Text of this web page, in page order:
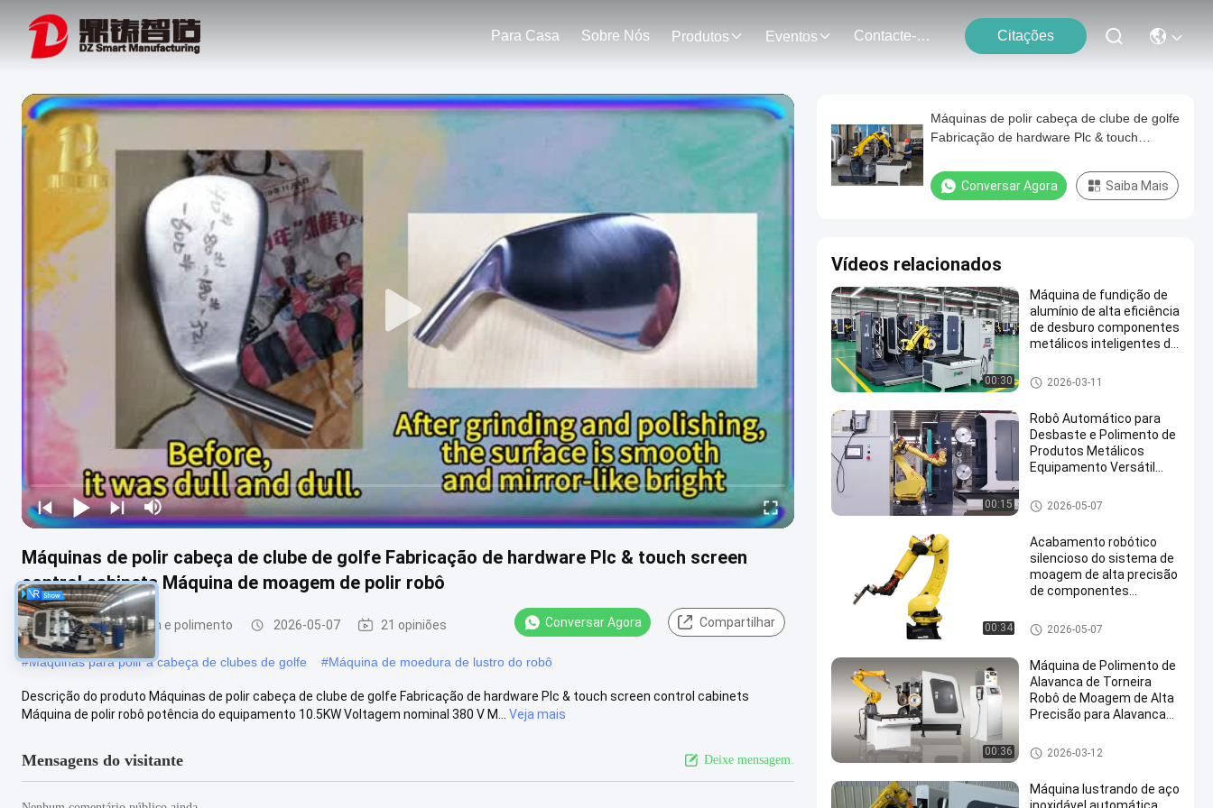
Para Casa Sobre Nós Produtos Eventos Contacte-Nos Citações
Máquinas de polir cabeça de clube de golfe Fabricação de hardware Plc & touch screen
control cabinets Máquina de moagem de polir robô
Máquina de moagem e polimento 2026-05-07 21 opiniões Conversar Agora Compartilhar
#Máquinas para polir a cabeça de clubes de golfe #Máquina de moedura de lustro do robô
Descrição do produto Máquinas de polir cabeça de clube de golfe Fabricação de hardware Plc & touch screen control cabinets
Máquina de polir robô potência do equipamento 10.5KW Voltagem nominal 380 V M...
Veja mais
Mensagens do visitante Deixe mensagem.
Máquinas de polir cabeça de clube de golfe
Fabricação de hardware Plc & touch
moagem de polir robô
Conversar Agora Saiba Mais
Vídeos relacionados
00:30
Máquina de fundição de
alumínio de alta eficiência
de desburo componentes
metálicos inteligentes de
robótico com controle de
força
Máquina de polonês de moed
ura automática
2026-03-11
00:15
Robô Automático para
Desbaste e Polimento de
Produtos Metálicos
Equipamento Versátil
Superfícies
Máquina de moagem e polime
nto
2026-05-07
00:34
Acabamento robótico
silencioso do sistema de
moagem de alta precisão
de componentes
cubo da roda automotiva
Ferramentas de construção
2026-05-07
00:36
Máquina de Polimento de
Alavanca de Torneira
Robô de Moagem de Alta
Precisão para Alavancas
Componentes metálicos de m
óveis
2026-03-12
Máquina lustrando de aço